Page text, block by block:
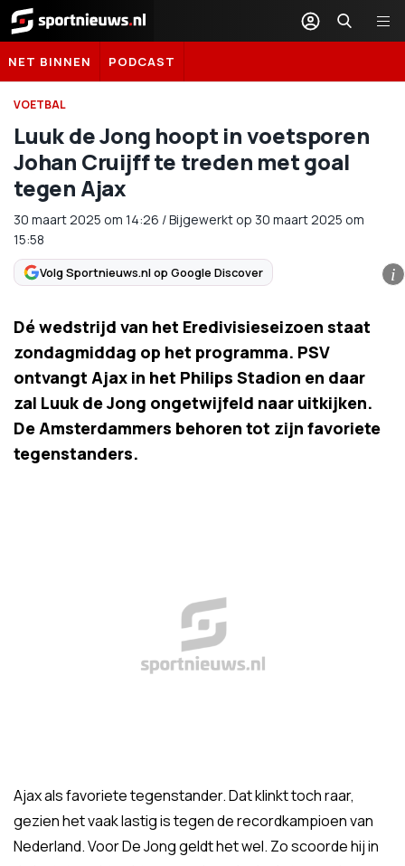
Sportnieuws.nl
NET BINNEN PODCAST
VOETBAL
Luuk de Jong hoopt in voetsporen
Johan Cruijff te treden met goal
tegen Ajax
30 maart 2025 om 14:26 /Bijgewerkt op 30 maart 2025 om
15:58
Volg Sportnieuws.nl op Google Discover i
Dé wedstrijd van het Eredivisieseizoen staat
zondagmiddag op het programma. PSV
ontvangt Ajax in het Philips Stadion en daar
zal Luuk de Jong ongetwijfeld naar uitkijken.
De Amsterdammers behoren tot zijn favoriete
tegenstanders.
Ajax als favoriete tegenstander. Dat klinkt toch raar,
gezien het vaak lastig is tegen de recordkampioen van
Nederland. Voor De Jong geldt het wel. Zo scoorde hij in